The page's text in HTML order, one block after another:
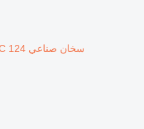
سخان صناعي Qlima WDC 124